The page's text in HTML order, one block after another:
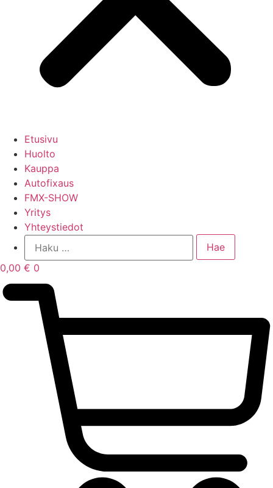
Etusivu
Huolto
Kauppa
Autofixaus
FMX-SHOW
Yritys
Yhteystiedot
0,00 € 0